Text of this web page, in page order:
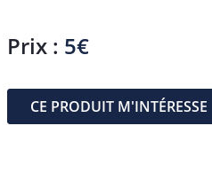
Prix : 5€
CE PRODUIT M'INTÉRESSE